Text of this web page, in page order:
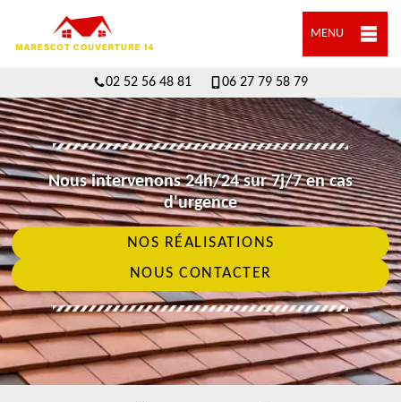
MENU
02 52 56 48 81 06 27 79 58 79
Nous intervenons 24h/24 sur 7j/7 en cas
d'urgence
NOS RÉALISATIONS
NOUS CONTACTER